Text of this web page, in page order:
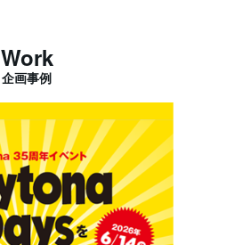
Work
企画事例